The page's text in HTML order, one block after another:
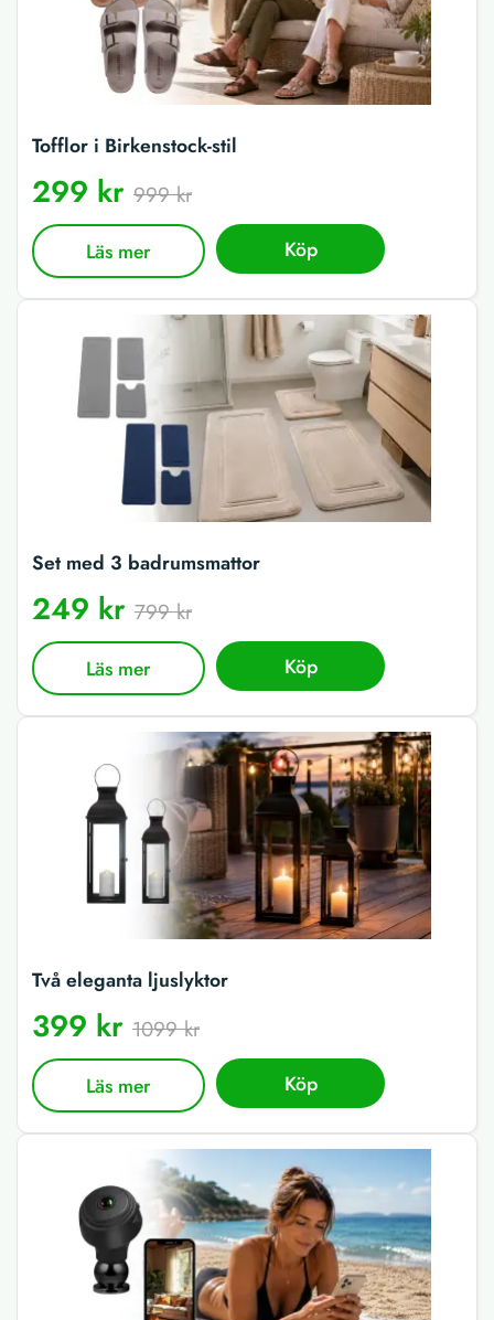
Tofflor i Birkenstock-stil
299 kr 999 kr
Läs mer Köp
Set med 3 badrumsmattor
249 kr 799 kr
Läs mer Köp
Två eleganta ljuslyktor
399 kr 1099 kr
Läs mer Köp